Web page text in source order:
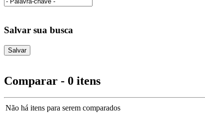
Salvar sua busca
Comparar - 0 itens
Não há itens para serem comparados